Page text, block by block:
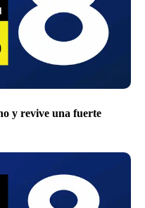
y revive una fuerte